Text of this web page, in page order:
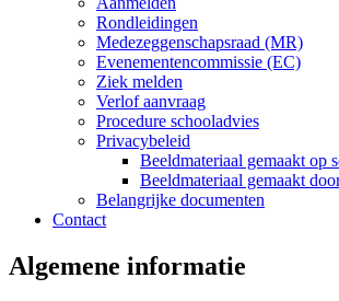
Rondleidingen
Medezeggenschapsraad (MR)
Evenementencommissie (EC)
Ziek melden
Verlof aanvraag
Procedure schooladvies
Privacybeleid
Beeldmateriaal gemaakt op
Beeldmateriaal gemaakt
Belangrijke documenten
Contact
Algemene informatie